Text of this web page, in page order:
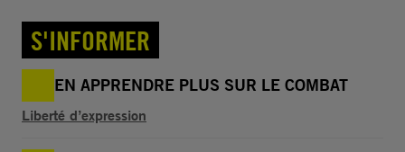
S'INFORMER
EN APPRENDRE PLUS SUR LE COMBAT
Liberté d’expression